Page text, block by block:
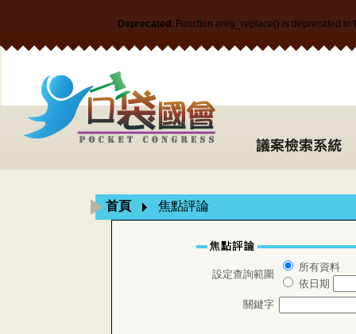
Deprecated : Function ereg_replace() is deprecated in
首頁 焦點評論
設定查詢範圍
所有資料
依日期
關鍵字